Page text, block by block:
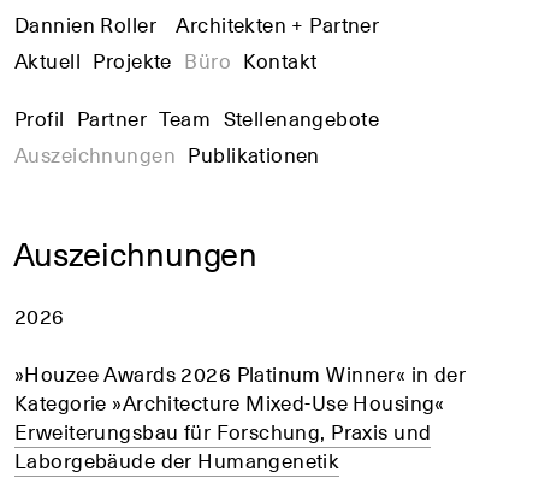
Dannien Roller
Architekten + Partner
Aktuell Projekte Büro Kontakt
Profil Partner Team Stellenangebote
Auszeichnungen Publikationen
Auszeichnungen
2026
»Houzee Awards 2026 Platinum Winner« in der
Kategorie »Architecture Mixed-Use Housing«
Erweiterungsbau für Forschung, Praxis und
Laborgebäude der Humangenetik
+ +